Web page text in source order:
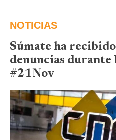
NOTICIAS
Súmate ha
denuncias durante
#21Nov